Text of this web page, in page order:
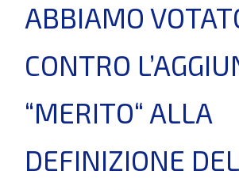
ABBIAMO
CONTRO
“MERITO“ ALLA
DEFINIZIONE DEL